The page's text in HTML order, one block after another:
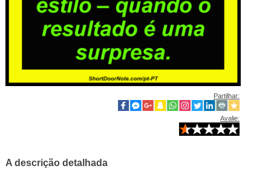
Partilhar:
Avalie:
A descrição detalhada